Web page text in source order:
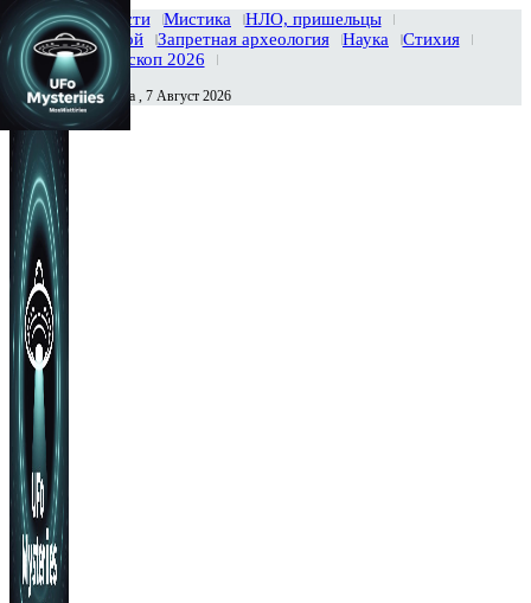
Главная Новости Мистика
НЛО, пришельцы
Тайны вселенной
Запретная археология Наука
Стихия
История
Гороскоп 2026
Сегодня Пятница , 7 Август 2026